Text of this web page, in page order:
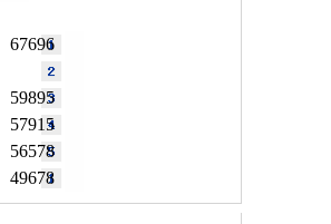
67696
59895
57915
56578
49678